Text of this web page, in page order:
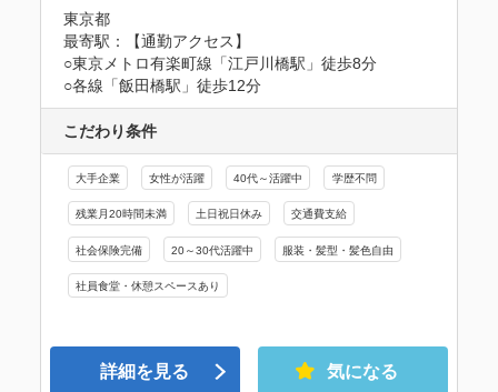
東京都
最寄駅：【通勤アクセス】
○東京メトロ有楽町線「江戸川橋駅」徒歩8分
○各線「飯田橋駅」徒歩12分
こだわり条件
大手企業 女性が活躍 40代～活躍中 学歴不問
残業月20時間未満 土日祝日休み 交通費支給
社会保険完備 20～30代活躍中 服装・髪型・髪色自由
社員食堂・休憩スペースあり
詳細を見る 気になる